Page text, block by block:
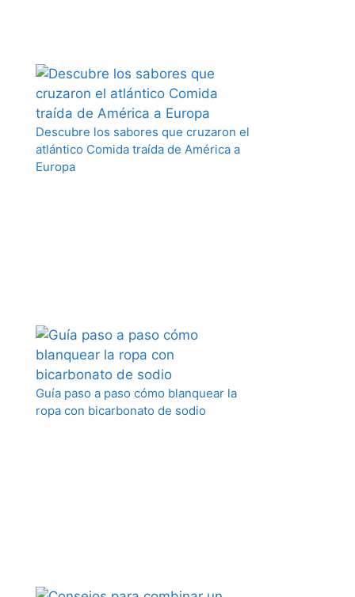
Descubre los sabores que cruzaron el
atlántico Comida traída de América a
Europa
Guía paso a paso cómo blanquear la
ropa con bicarbonato de sodio